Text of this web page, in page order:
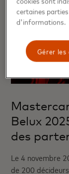
Belux
des
Le 4 novembre
de 200
certaines
d'informations.
Gérer les